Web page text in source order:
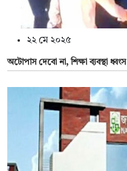
২২ মে ২০২৫
অটোপাস দেবো না, শিক্ষা ব্যবস্থা